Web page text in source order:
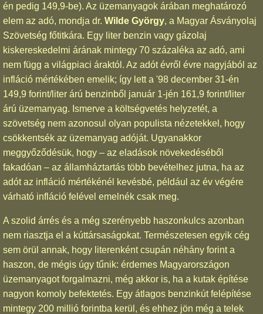
én pedig 149,9-be). Az üzemanyagok árában meghatározó
elem az adó, mondja dr. Wilde György, a Magyar Ásványolaj
Szövetség főtitkára. Egy liter benzin vagy gázolaj
kiskereskedelmi árának mintegy 70 százaléka az adó, ami
nem függ a világpiaci áraktól. Az adót évről évre nagyjából az
infláció mértékében emelik; így lett a '98 december 31-én
149,9 forint/liter árú benzinből január 1-jén 161,9 forint/liter
árú üzemanyag. Ismerve a költségvetés helyzetét, a
szövetség nem azonosul olyan populista nézetekkel, hogy
csökkentsék az üzemanyag adóját. Ugyanakkor
meggyőződésük, hogy – az eladások növekedéséből
fakadóan – az államháztartás több bevételhez jutna, ha az
adót az infláció mértékénél kevésbé, például az év végére
várható infláció felével emelnék csak meg.
A szolid árrés és a még szerényebb haszonkulcs azonban
nem riasztja el a kúttársaságokat. Természetesen egyik cég
sem örül annak, hogy literenként csupán néhány forint a
haszon, de mégis úgy tűnik: érdemes Magyarországon
üzemanyagot forgalmazni, még akkor is, ha a kutak építése
nagyon komoly befektetés. Egy átlagos benzinkút felépítése
mintegy 200 millió forintba kerül, és ehhez jön még a telek